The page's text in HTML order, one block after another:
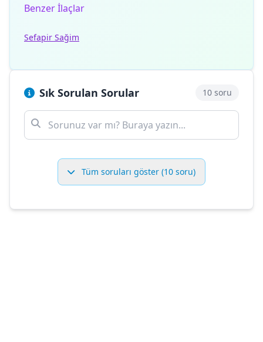
Benzer İlaçlar
Sefapir Sağim
Sık Sorulan Sorular 10 soru
Tüm soruları göster (10 soru)